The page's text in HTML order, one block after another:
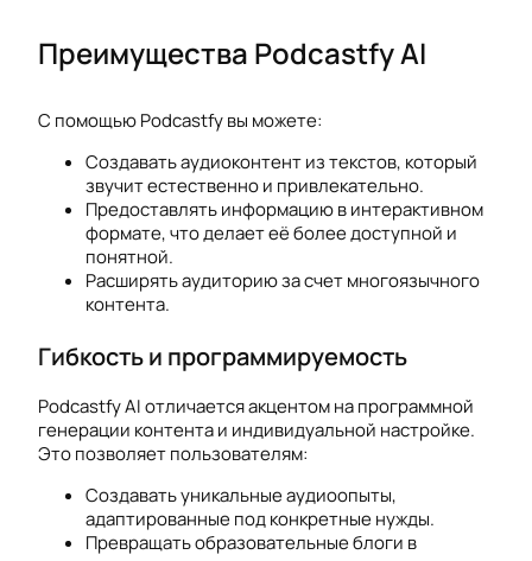
Преимущества Podcastfy AI
С помощью Podcastfy вы можете:
Создавать аудиоконтент из текстов, который
звучит естественно и привлекательно.
Предоставлять информацию в интерактивном
формате, что делает её более доступной и
понятной.
Расширять аудиторию за счет многоязычного
контента.
Гибкость и программируемость
Podcastfy AI отличается акцентом на программной
генерации контента и индивидуальной настройке.
Это позволяет пользователям:
Создавать уникальные аудиоопыты,
адаптированные под конкретные нужды.
Превращать образовательные блоги в